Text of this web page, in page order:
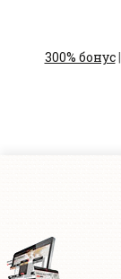
300% бонус|